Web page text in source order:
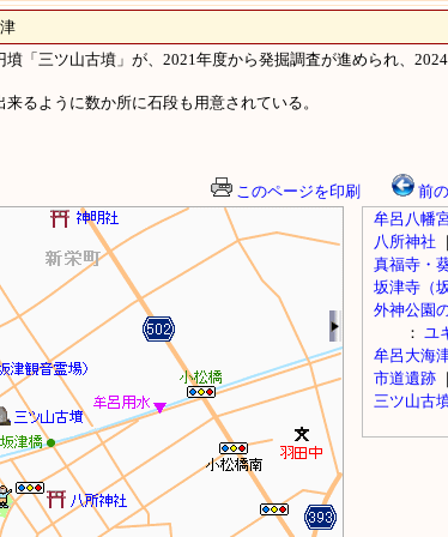
「三ツ山古墳」が、2021年度から発掘調査が進められ、
るように数か所に石段も用意されている。
このページを印刷 前